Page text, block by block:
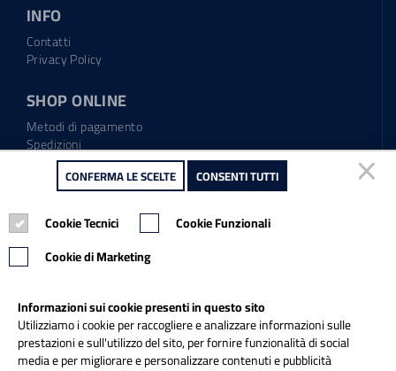
INFO
Contatti
Privacy Policy
SHOP ONLINE
Metodi di pagamento
Spedizioni
Regolamento garanzia
Diritto di recesso
Tel.: 0865.904373
Email:info@italiapulitasrl.it
CONFERMA LE SCELTE CONSENTI TUTTI
Cookie Tecnici
Cookie Funzionali
Cookie di Marketing
Informazioni sui cookie presenti in questo sito
Utilizziamo i cookie per raccogliere e analizzare informazioni sulle
prestazioni e sull'utilizzo del sito, per fornire funzionalità di social
media e per migliorare e personalizzare contenuti e pubblicità
CONFERMA LE SCELTE CONSENTI TUTTI
Cookie Tecnici
Cookie Funzionali
Cookie di Marketing
Informazioni sui cookie presenti in questo sito
Utilizziamo i cookie per raccogliere e analizzare informazioni sulle
prestazioni e sull'utilizzo del sito, per fornire funzionalità di social
media e per migliorare e personalizzare contenuti e pubblicità